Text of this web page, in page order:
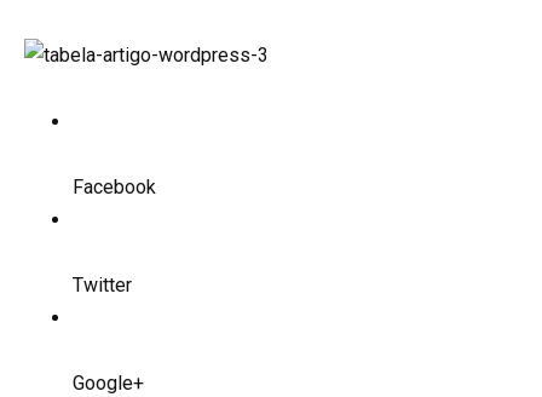
Facebook
Twitter
Google+